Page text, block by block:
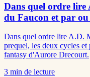
Dans quel ordre lire
du Faucon et par ou
Dans quel ordre lire A.D.
prequel, les deux cycles
fantasy d'Aurore Drecourt.
3 min de lecture